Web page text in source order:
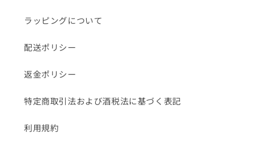
ラッピングについて
配送ポリシー
返金ポリシー
特定商取引法および酒税法に基づく表記
利用規約